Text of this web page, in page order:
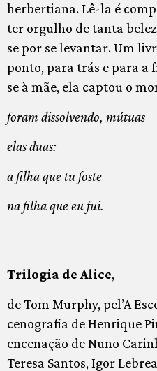
herbertiana. Lê-la é
ter orgulho de tanta
se por se levantar. Um
ponto, para trás e para a
se à mãe, ela captou o
foram dissolvendo, mútuas
elas duas:
a filha que tu foste
na filha que eu fui.
Trilogia de Alice,
de Tom Murphy, pel’A
cenografia de Henrique
encenação de Nuno
Teresa Santos, Igor